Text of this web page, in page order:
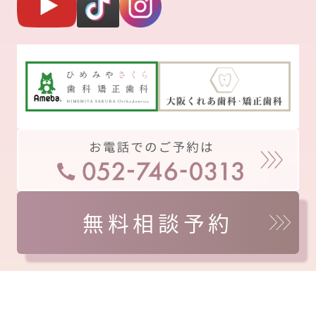
無料相談予約